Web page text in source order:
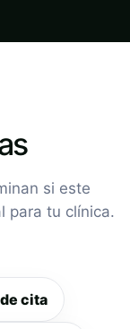
si este
para tu clínica.
cita